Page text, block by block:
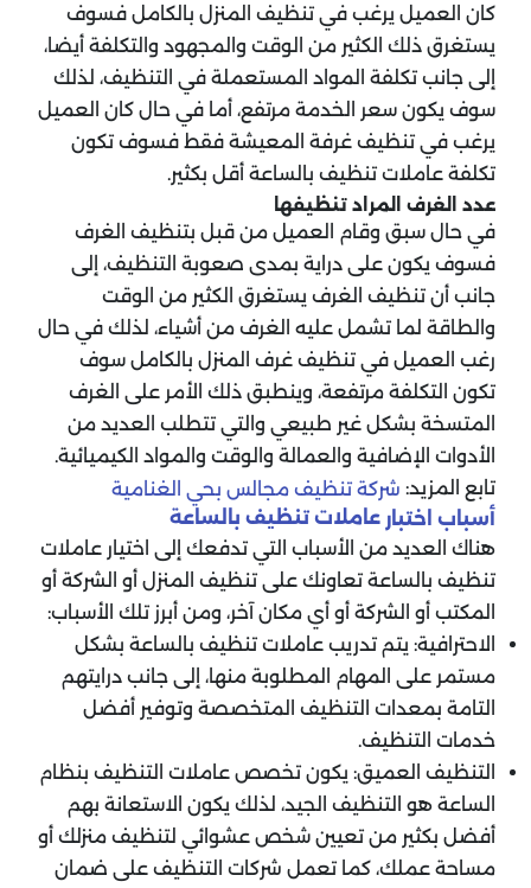
كان العميل يرغب في تنظيف المنزل بالكامل فسوف
يستغرق ذلك الكثير من الوقت والمجهود والتكلفة أيضا،
إلى جانب تكلفة المواد المستعملة في التنظيف، لذلك
سوف يكون سعر الخدمة مرتفع، أما في حال كان العميل
يرغب في تنظيف غرفة المعيشة فقط فسوف تكون
تكلفة عاملات تنظيف بالساعة أقل بكثير.
عدد الغرف المراد تنظيفها
في حال سبق وقام العميل من قبل بتنظيف الغرف
فسوف يكون على دراية بمدى صعوبة التنظيف، إلى
جانب أن تنظيف الغرف يستغرق الكثير من الوقت
والطاقة لما تشمل عليه الغرف من أشياء، لذلك في حال
رغب العميل في تنظيف غرف المنزل بالكامل سوف
تكون التكلفة مرتفعة، وينطبق ذلك الأمر على الغرف
المتسخة بشكل غير طبيعي والتي تتطلب العديد من
الأدوات الإضافية والعمالة والوقت والمواد الكيميائية.
تابع المزيد: شركة تنظيف مجالس بحي الغنامية
أسباب اختبار عاملات تنظيف بالساعة
هناك العديد من الأسباب التي تدفعك إلى اختيار عاملات
تنظيف بالساعة تعاونك على تنظيف المنزل أو الشركة أو
المكتب أو الشركة أو أي مكان آخر، ومن أبرز تلك الأسباب:
الاحترافية: يتم تدريب عاملات تنظيف بالساعة بشكل
مستمر على المهام المطلوبة منها، إلى جانب درايتهم
التامة بمعدات التنظيف المتخصصة وتوفير أفضل
خدمات التنظيف.
التنظيف العميق: يكون تخصص عاملات التنظيف بنظام
الساعة هو التنظيف الجيد، لذلك يكون الاستعانة بهم
أفضل بكثير من تعيين شخص عشوائي لتنظيف منزلك أو
مساحة عملك، كما تعمل شركات التنظيف على ضمان